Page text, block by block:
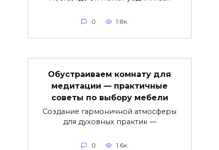
0 1.8к.
Обустраиваем комнату для
медитации — практичные
советы по выбору мебели
Создание гармоничной атмосферы
для духовных практик —
0 1.6к.